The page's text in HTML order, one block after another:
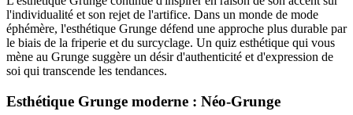
l'individualité et son rejet de l'artifice. Dans un monde de mode
éphémère, l'esthétique Grunge défend une approche plus durable par
le biais de la friperie et du surcyclage. Un quiz esthétique qui vous
mène au Grunge suggère un désir d'authenticité et d'expression de
soi qui transcende les tendances.
Esthétique Grunge moderne : Néo-Grunge